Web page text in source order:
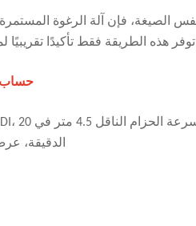
الصيغة، فإن آلة الرغوة
توفر هذه الطريقة فقط تأكيدًا
حساب
الدقيقة، عرض القالب 1.65 متر، إنتاج رغوة بكثافة 25 كجم